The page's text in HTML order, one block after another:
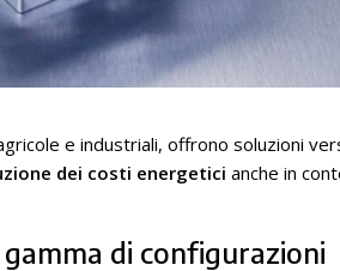
e industriali, offrono soluzioni
dei costi energetici anche in
di configurazioni